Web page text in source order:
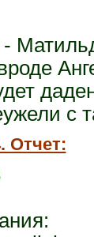
с
Отчет: